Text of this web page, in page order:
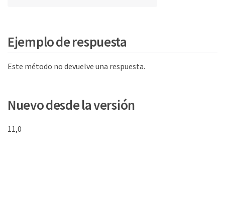
Ejemplo de respuesta
Este método no devuelve una respuesta.
Nuevo desde la versión
11,0